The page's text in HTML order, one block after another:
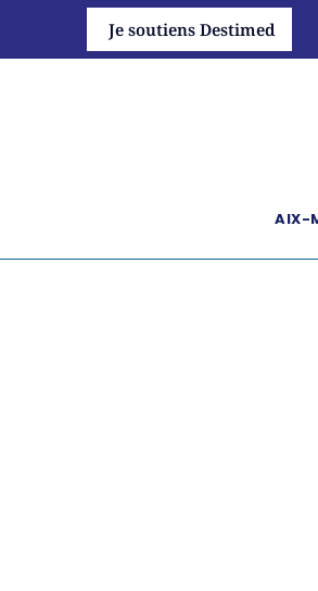
Je soutiens Destimed
AIX-